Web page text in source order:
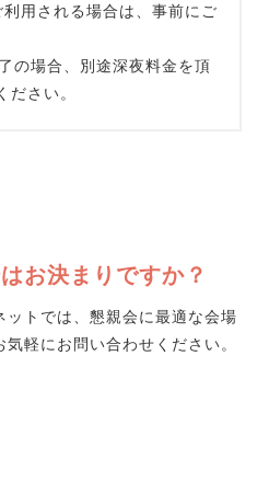
用される場合は、事前にご
の場合、別途深夜料金を頂
ださい。
お決まりですか？
トでは、懇親会に最適な会場
軽にお問い合わせください。